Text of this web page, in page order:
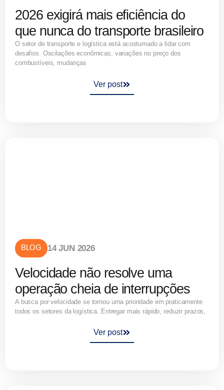
2026 exigirá mais eficiência do
que nunca do transporte brasileiro
O setor de transporte e logística está acostumado a lidar com
desafios. Oscilações econômicas, variações no preço dos
combustíveis, mudanças
Ver post
BLOG 14 JUN 2026
Velocidade não resolve uma
operação cheia de interrupções
A busca por velocidade se tornou uma prioridade em praticamente
todos os setores da logística. Entregar mais rápido, reduzir prazos,
Ver post